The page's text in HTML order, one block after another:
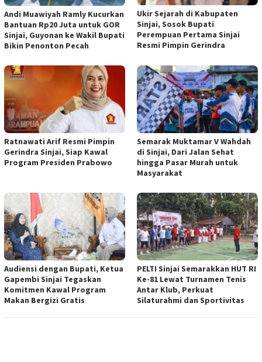
Andi Muawiyah Ramly Kucurkan
Bantuan Rp20 Juta untuk GOR
Sinjai, Guyonan ke Wakil Bupati
Bikin Penonton Pecah
Ukir Sejarah di Kabupaten
Sinjai, Sosok Bupati
Perempuan Pertama Sinjai
Resmi Pimpin Gerindra
Ratnawati Arif Resmi Pimpin
Gerindra Sinjai, Siap Kawal
Program Presiden Prabowo
Semarak Muktamar V Wahdah
di Sinjai, Dari Jalan Sehat
hingga Pasar Murah untuk
Masyarakat
Audiensi dengan Bupati, Ketua
Gapembi Sinjai Tegaskan
Komitmen Kawal Program
Makan Bergizi Gratis
PELTI Sinjai Semarakkan HUT RI
Ke-81 Lewat Turnamen Tenis
Antar Klub, Perkuat
Silaturahmi dan Sportivitas